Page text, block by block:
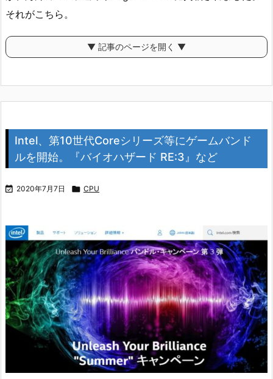
それがこちら。
▼ 記事のページを開く ▼
Intel、第10世代Coreシリーズ等にゲームバンド
ルを開始。『バイオハザード RE:3』など
 2020年7月7日  CPU